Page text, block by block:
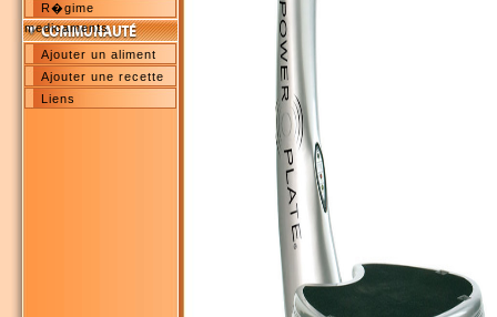
R�gime
medicaments
Ajouter un aliment
Ajouter une recette
Liens